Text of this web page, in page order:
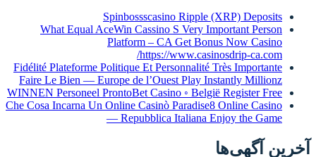
Spinbossscasino Ripple (XRP) Deposits
What Equal AceWin Cassino S Very Important Person
Platform – CA Get Bonus Now Casino
https://www.casinosdrip-ca.com/
Fidélité Plateforme Politique Et Personnalité Très Importante
Faire Le Bien — Europe de l’Ouest Play Instantly Millionz
WINNEN Personeel ProntoBet Casino ◦ België Register Free
Che Cosa Incarna Un Online Casinò Paradise8 Online Casino
— Repubblica Italiana Enjoy the Game
آخرین آگهی‌ها